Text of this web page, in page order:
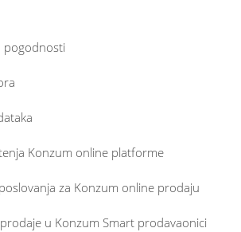
pogodnosti
Konzum online platforme
za Konzum online prodaju
u Konzum Smart prodavaonici